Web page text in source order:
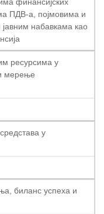
финансијских
ПДВ-а, појмовима и
набавкама као
ресурсима у
мерење
у
биланс успеха и